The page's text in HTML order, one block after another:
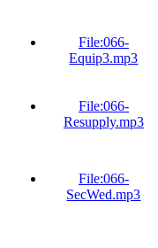
File:066-
Equip3.mp3
File:066-
Resupply.mp3
File:066-
SecWed.mp3